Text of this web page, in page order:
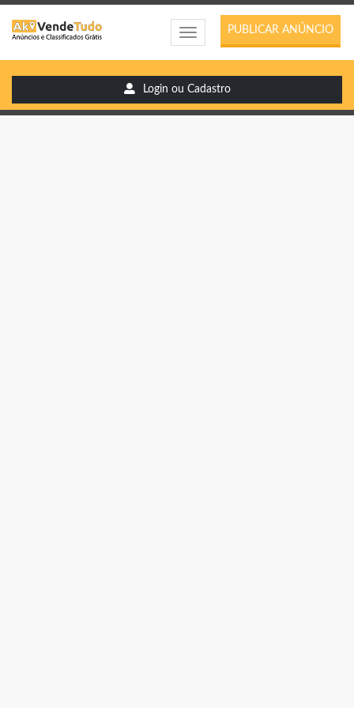
PUBLICAR ANÚNCIO
Toggle
navigation
Login ou Cadastro